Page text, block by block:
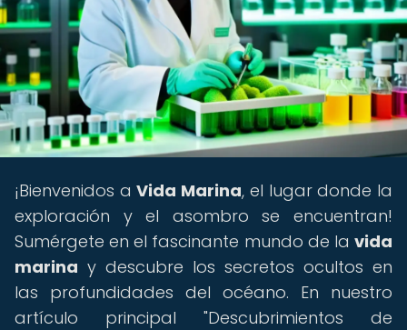
¡Bienvenidos aVida Marina, el lugar donde la
exploración y el asombro se encuentran!
Sumérgete en el fascinante mundo de la vida
marina y descubre los secretos ocultos en
las profundidades del océano. En nuestro
artículo principal "Descubrimientos de